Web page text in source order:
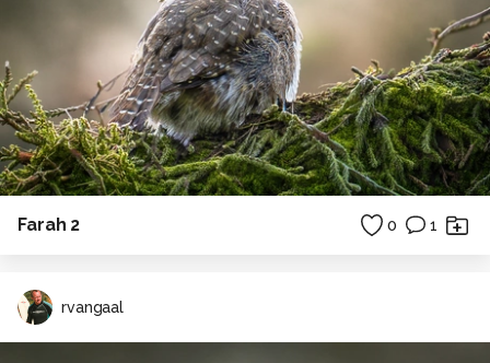
Farah 2 0 1
rvangaal